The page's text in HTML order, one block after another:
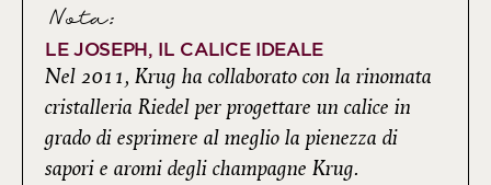
Nota:
LE JOSEPH, IL CALICE IDEALE
Nel 2011, Krug ha collaborato con la rinomata
cristalleria Riedel per progettare un calice in
grado di esprimere al meglio la pienezza di
sapori e aromi degli champagne Krug.